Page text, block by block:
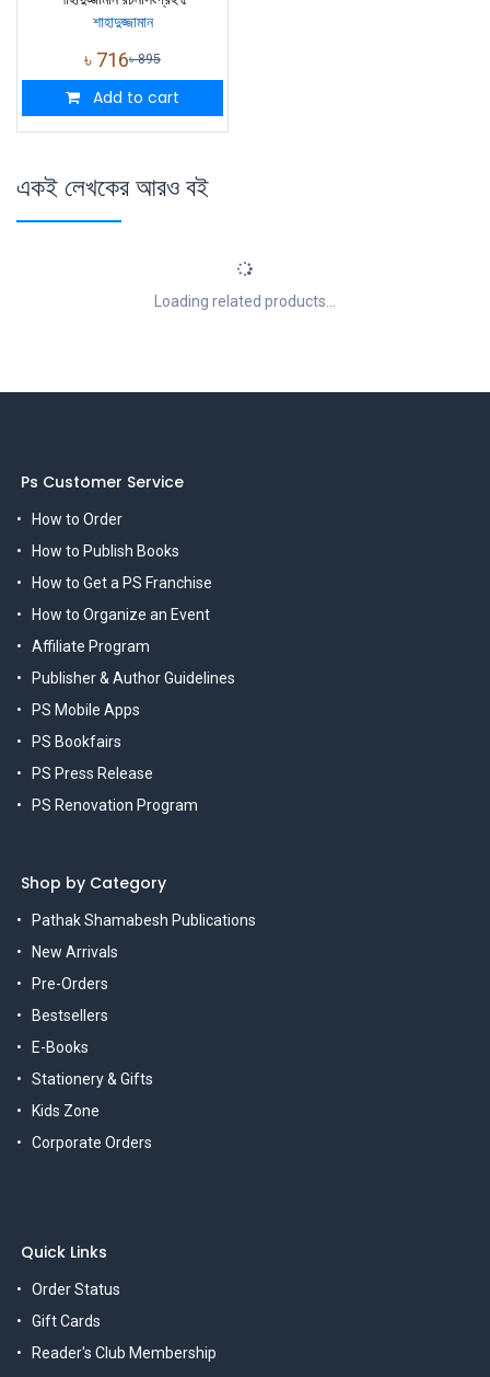
শাহাদুজ্জামান
৳ 716৳895
Add to cart
একই লেখকের আরও বই
Loading related products...
Ps Customer Service
How to Order
How to Publish Books
How to Get a PS Franchise
How to Organize an Event
Affiliate Program
Publisher & Author Guidelines
PS Mobile Apps
PS Bookfairs
PS Press Release
PS Renovation Program
Shop by Category
Pathak Shamabesh Publications
New Arrivals
Pre-Orders
Bestsellers
E-Books
Stationery & Gifts
Kids Zone
Corporate Orders
Quick Links
Order Status
Gift Cards
Reader's Club Membership